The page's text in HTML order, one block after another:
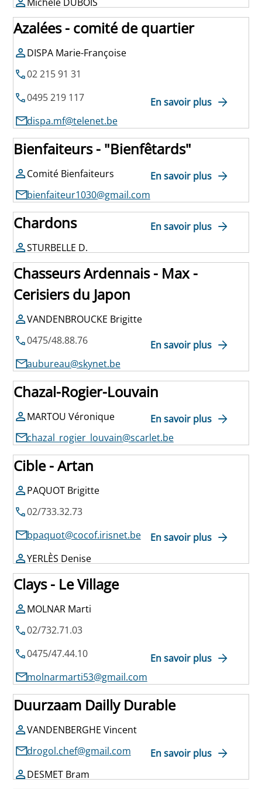
Azalées - comité de quartier
DISPA Marie-Françoise
02 215 91 31
0495 219 117
dispa.mf@telenet.be
En savoir plus
Bienfaiteurs - "Bienfêtards"
Comité Bienfaiteurs
bienfaiteur1030@gmail.com
En savoir plus
Chardons
STURBELLE D.
En savoir plus
Chasseurs Ardennais - Max -
Cerisiers du Japon
VANDENBROUCKE Brigitte
0475/48.88.76
aubureau@skynet.be
En savoir plus
Chazal-Rogier-Louvain
MARTOU Véronique
chazal_rogier_louvain@scarlet.be
En savoir plus
Cible - Artan
PAQUOT Brigitte
02/733.32.73
bpaquot@cocof.irisnet.be
YERLÈS Denise
En savoir plus
Clays - Le Village
MOLNAR Marti
02/732.71.03
0475/47.44.10
molnarmarti53@gmail.com
En savoir plus
Duurzaam Dailly Durable
VANDENBERGHE Vincent
drogol.chef@gmail.com
DESMET Bram
En savoir plus